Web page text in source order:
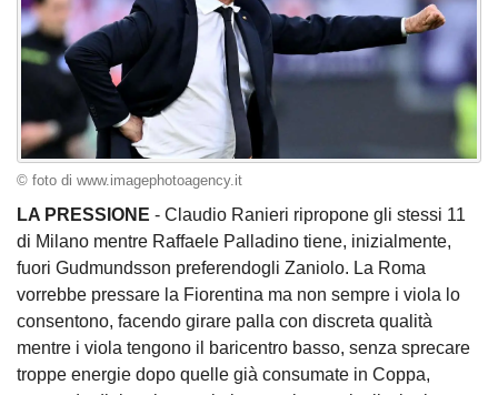
© foto di www.imagephotoagency.it
LA PRESSIONE - Claudio Ranieri ripropone gli stessi 11
di Milano mentre Raffaele Palladino tiene, inizialmente,
fuori Gudmundsson preferendogli Zaniolo. La Roma
vorrebbe pressare la Fiorentina ma non sempre i viola lo
consentono, facendo girare palla con discreta qualità
mentre i viola tengono il baricentro basso, senza sprecare
troppe energie dopo quelle già consumate in Coppa,